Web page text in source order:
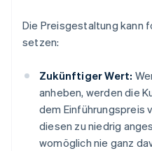
Die Preisgestaltung kann
setzen:
Zukünftiger Wert:
anheben, werden die
dem Einführungspreis
diesen zu niedrig
womöglich nie ganz